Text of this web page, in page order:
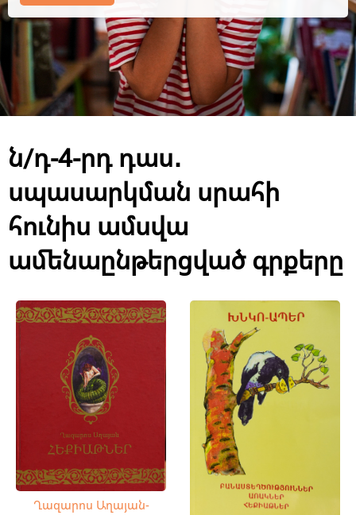
Կարդալ Ավելին
ն/դ-4-րդ դաս․
սպասարկման սրահի
հունիս ամսվա
ամենաընթերցված գրքերը
Ղազարոս Աղայան-